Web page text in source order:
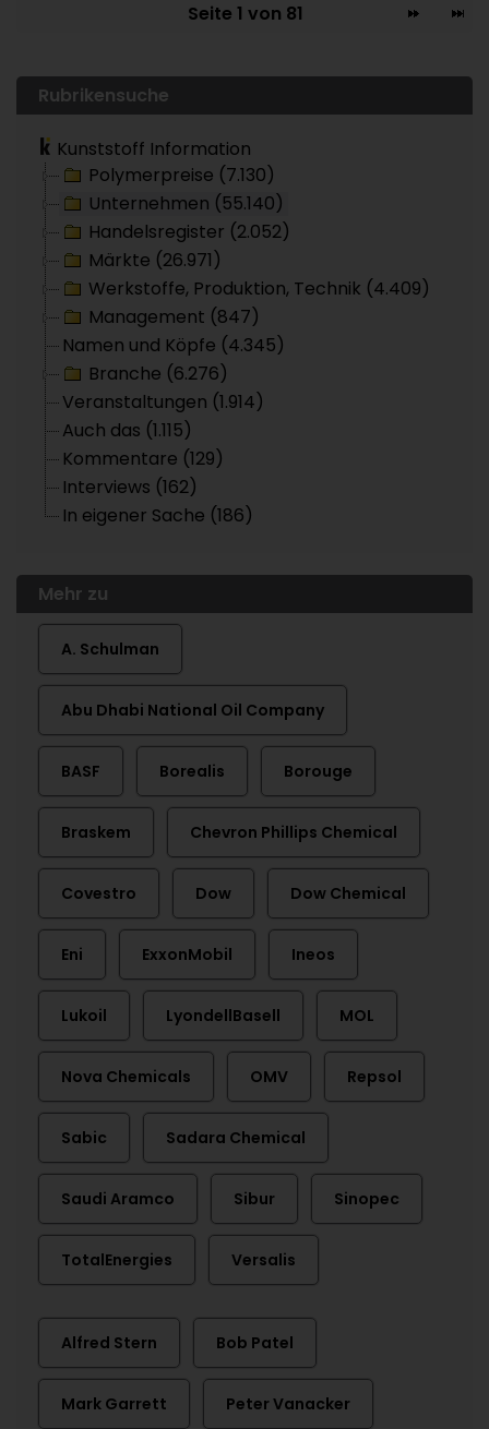
Seite 1 von 81
Rubrikensuche
Kunststoff Information
Polymerpreise (7.130)
Unternehmen (55.140)
Handelsregister (2.052)
Märkte (26.971)
Werkstoffe, Produktion, Technik (4.409)
Management (847)
Namen und Köpfe (4.345)
Branche (6.276)
Veranstaltungen (1.914)
Auch das (1.115)
Kommentare (129)
Interviews (162)
In eigener Sache (186)
Mehr zu
A. Schulman
Abu Dhabi National Oil Company
BASF Borealis Borouge
Braskem Chevron Phillips Chemical
Covestro Dow Dow Chemical
Eni ExxonMobil Ineos
Lukoil LyondellBasell MOL
Nova Chemicals OMV Repsol
Sabic Sadara Chemical
Saudi Aramco Sibur Sinopec
TotalEnergies Versalis
Alfred Stern Bob Patel
Mark Garrett Peter Vanacker